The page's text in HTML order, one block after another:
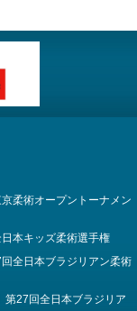
京柔術オープントーナメン
日本キッズ柔術選手権
回全日本ブラジリアン柔術
第27回全日本ブラジリア